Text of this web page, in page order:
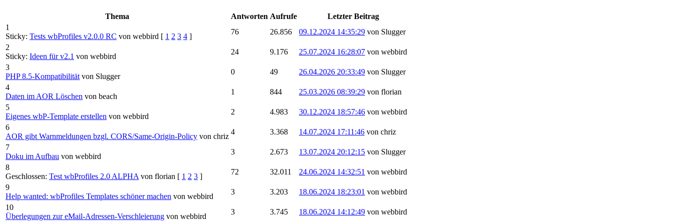
Thema Antworten Aufrufe
Letzter Beitrag
1
Sticky: Tests wbProfiles v2.0.0 RC von webbird [ 1 2 3 4 ]
76 26.856 09.12.2024 14:35:29 von Slugger
2
Sticky: Ideen für v2.1 von webbird
24 9.176 25.07.2024 16:28:07 von webbird
3
PHP 8.5-Kompatibilität von Slugger
0 49 26.04.2026 20:33:49 von Slugger
4
Daten im AOR Löschen von beach
1 844 25.03.2026 08:39:29 von florian
5
Eigenes wbP-Template erstellen von webbird
2 4.983 30.12.2024 18:57:46 von webbird
6
AOR gibt Warnmeldungen bzgl. CORS/Same-Origin-Policy von chriz
4 3.368 14.07.2024 17:11:46 von chriz
7
Doku im Aufbau von webbird
3 2.673 13.07.2024 20:12:15 von Slugger
8
Geschlossen: Test wbProfiles 2.0 ALPHA von florian [ 1 2 3 ]
72 32.011 24.06.2024 14:32:51 von webbird
9
Help wanted: wbProfiles Templates schöner machen von webbird
3 3.203 18.06.2024 18:23:01 von webbird
10
Überlegungen zur eMail-Adressen-Verschleierung von webbird
3 3.745 18.06.2024 14:12:49 von webbird